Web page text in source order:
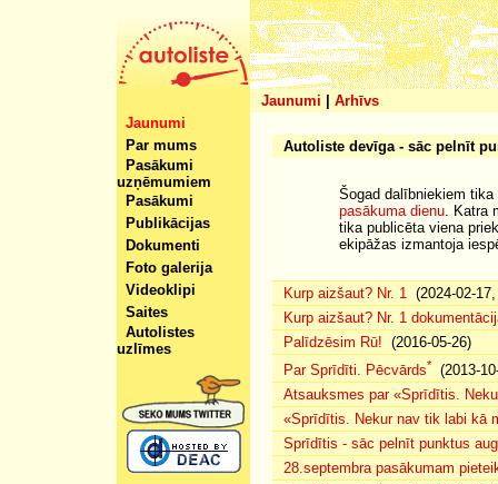
Jaunumi
Arhīvs
Jaunumi
Par mums
Pasākumi
uzņēmumiem
Pasākumi
Publikācijas
Dokumenti
Foto galerija
Videoklipi
Saites
Autolistes
uzlīmes
Autoliste devīga - sāc pelnīt
Šogad dalībniekiem
pasākuma dienu. Katra
tika publicēta viena
ekipāžas izmantoja
Kurp aizšaut? Nr. 1 (2024-02-
Kurp aizšaut? Nr. 1
Palīdzēsim Rū! (2016-05-26)
Par Sprīdīti. Pēcvārds*
(2013-
Atsauksmes par «Sprīdītis.
«Sprīdītis. Nekur nav tik labi kā
Sprīdītis - sāc pelnīt punktus
28.septembra pasākumam